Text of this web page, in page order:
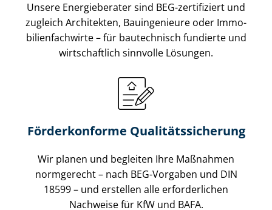
Unsere Energieberater sind BEG-zertifiziert und
zugleich Architekten, Bauingenieure oder Im­mo­
bi­li­en­fach­wir­te – für bautechnisch fundierte und
wirtschaftlich sinnvolle Lösungen.
Förderkonforme Qua­li­täts­si­che­rung
Wir planen und begleiten Ihre Maßnahmen
normgerecht – nach BEG-Vorgaben und DIN
18599 – und erstellen alle erforderlichen
Nachweise für KfW und BAFA.